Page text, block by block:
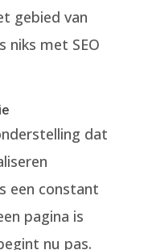
gebied van
niks met SEO
dat
een constant
pagina is
nu pas.